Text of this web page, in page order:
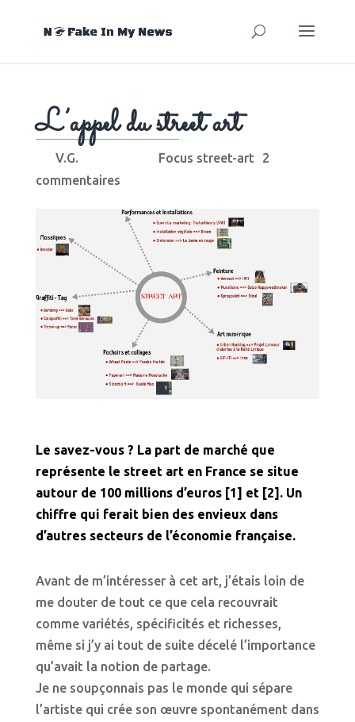
L’appel du street art
V.G. Focus street-art
2
commentaires
Le savez-vous ? La part de marché que
représente le street art en France se situe
autour de 100 millions d’euros [1] et [2]. Un
chiffre qui ferait bien des envieux dans
d’autres secteurs de l’économie française.
Avant de m’intéresser à cet art, j’étais loin de
me douter de tout ce que cela recouvrait
comme variétés, spécificités et richesses,
même si j’y ai tout de suite décelé l’importance
qu’avait la notion de partage.
Je ne soupçonnais pas le monde qui sépare
l’artiste qui crée son œuvre spontanément dans